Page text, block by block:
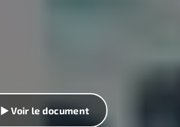
▶ Voir le document